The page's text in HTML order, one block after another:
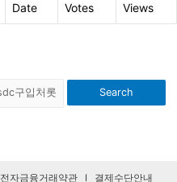
Date Votes Views
Search
전자금융거래약관I 결제수단안내